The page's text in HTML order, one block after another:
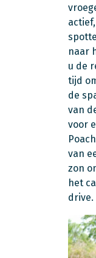
naar
u de
tijd
de
van
voor
van
zon
het